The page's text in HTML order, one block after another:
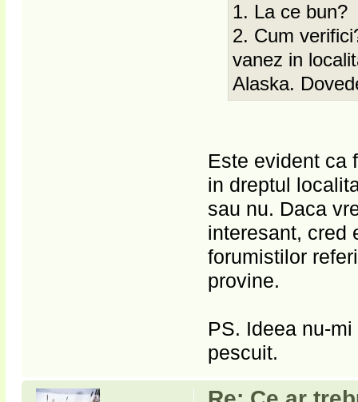
1. La ce bun?
2. Cum
vanez in
Alaska.
Este evident ca
in dreptul
sau nu. Daca
interesant, cred
forumistilor
provine.
PS. Ideea nu-
pescuit.